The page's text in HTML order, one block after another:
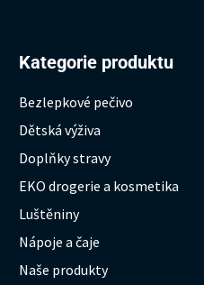
Kategorie produktu
Bezlepkové pečivo
Dětská výživa
Doplňky stravy
EKO drogerie a kosmetika
Luštěniny
Nápoje a čaje
Naše produkty